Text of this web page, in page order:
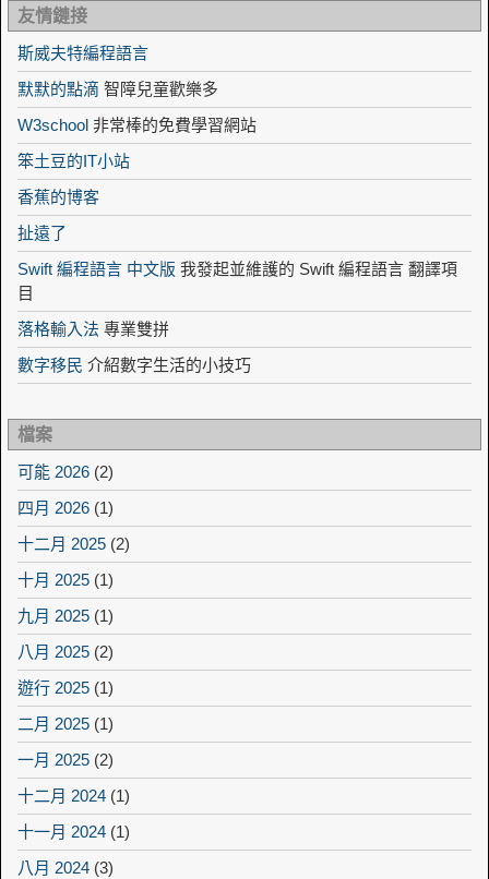
友情鏈接
斯威夫特編程語言
默默的點滴 智障兒童歡樂多
W3school 非常棒的免費學習網站
笨土豆的IT小站
香蕉的博客
扯遠了
Swift 編程語言 中文版 我發起並維護的 Swift 編程語言 翻譯項
目
落格輸入法 專業雙拼
數字移民 介紹數字生活的小技巧
檔案
可能 2026 (2)
四月 2026 (1)
十二月 2025 (2)
十月 2025 (1)
九月 2025 (1)
八月 2025 (2)
遊行 2025 (1)
二月 2025 (1)
一月 2025 (2)
十二月 2024 (1)
十一月 2024 (1)
八月 2024 (3)